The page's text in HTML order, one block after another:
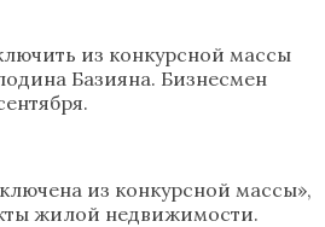
из конкурсной массы
Базияна. Бизнесмен
из конкурсной массы»,
жилой недвижимости.